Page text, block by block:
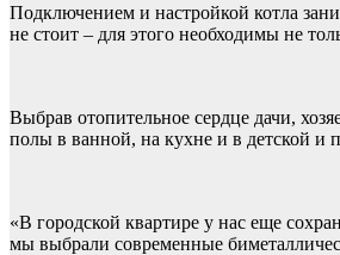
Подключением и настройкой котла
не стоит – для этого необходимы не
Выбрав отопительное сердце дачи,
полы в ванной, на кухне и в детской и
«В городской квартире у нас еще
мы выбрали современные